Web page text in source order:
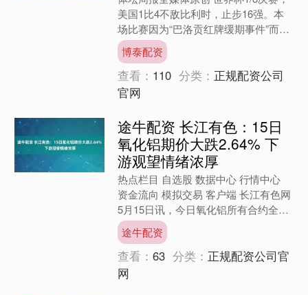
美国1比4不敌比利时，止步16强。本
场比赛因为“巴洛贡红牌缓期事件”而话
题度拉满，此役巴洛贡先发出战，成为
1970年红黄牌....
博泰配资
查看： 110 分类： 正规配资公司
官网
途牛配资 长江有色：15日
氧化铝期价大跌2.64% 下
游观望情绪浓厚
热点栏目 自选股 数据中心 行情中心
资金流向 模拟交易 客户端 长江有色网
5月15日讯，今日氧化铝所有合约全线
走贬，主力月2609合约早盘震荡走
弱；截止当日1....
途牛配资
查看：63 分类： 正规配资公司官
网